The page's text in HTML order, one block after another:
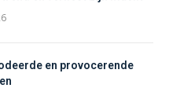
en provocerende